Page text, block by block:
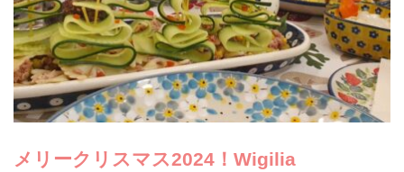
メリークリスマス2024！Wigilia